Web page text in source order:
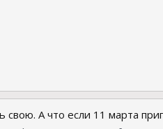
А что если 11 марта